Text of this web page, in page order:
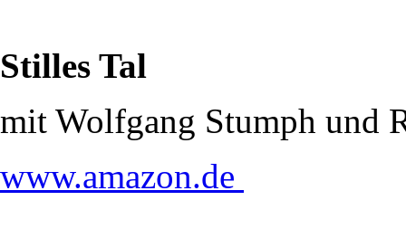
Stilles Tal
mit Wolfgang Stumph und
www.amazon.de